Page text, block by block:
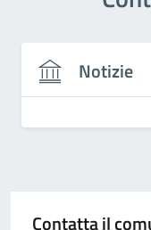
Notizie
Contatta il